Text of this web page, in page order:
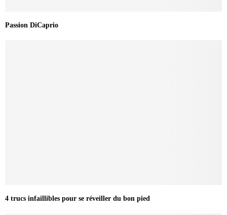
Passion DiCaprio
4 trucs infaillibles pour se réveiller du bon pied